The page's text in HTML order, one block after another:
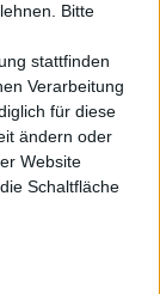
Bitte
stattfinden
Verarbeitung
für diese
ändern oder
Website
Schaltfläche
da sind,
eine
Material
ist das
wenige
auf dem
haben.
Dokument